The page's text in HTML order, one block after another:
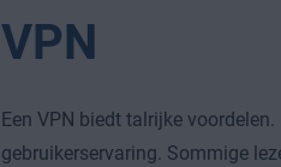
VPN
Een VPN biedt talrijke
gebruikerservaring. Sommige